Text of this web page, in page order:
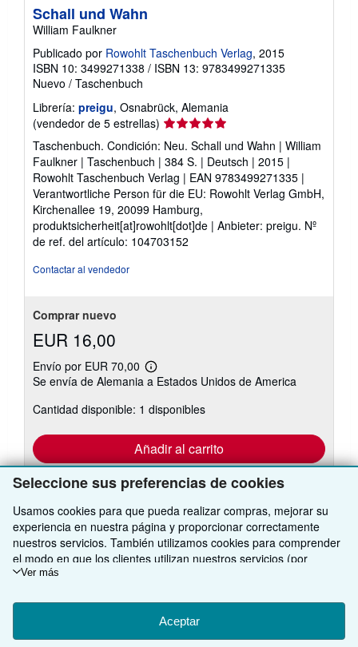
Seleccione sus preferencias de cookies
Usamos cookies para que pueda realizar compras, mejorar su
experiencia en nuestra página y proporcionar correctamente
nuestros servicios. También utilizamos cookies para comprender
el modo en que los clientes utilizan nuestros servicios (por
ejemplo, midiendo las visitas al sitio) y así poder realizar mejoras.
para mostrar contenido relevante en los anuncios y medir el
rendimiento de los mismos. Elija Rechazar si noestá de acuerdo
o Personalizar para obtener más información. Puede cambiar sus
Ver más
Aceptar
Schall und Wahn
William Faulkner
Publicado por Rowohlt Taschenbuch Verlag, 2015
ISBN 10: 3499271338 / ISBN 13: 9783499271335
Nuevo / Taschenbuch
Librería: preigu, Osnabrück, Alemania
(vendedor de 5 estrellas) Calificación
del
vendedor:
5
de
5
estrellas
Taschenbuch. Condición: Neu. Schall und Wahn | William
Faulkner | Taschenbuch | 384 S. | Deutsch | 2015 |
Rowohlt Taschenbuch Verlag | EAN 9783499271335 |
Verantwortliche Person für die EU: Rowohlt Verlag GmbH,
Kirchenallee 19, 20099 Hamburg,
produktsicherheit[at]rowohlt[dot]de | Anbieter: preigu. Nº
de ref. del artículo: 104703152
Contactar al vendedor
Comprar nuevo
EUR 16,00
Envío por EUR 70,00
Más
información
las
tarifas
envío
Se envía de Alemania a Estados Unidos de America
Cantidad disponible: 1 disponibles
Añadir al carrito
VOLVER AL INICIO
Búsqueda avanzada
Venda con nosotros